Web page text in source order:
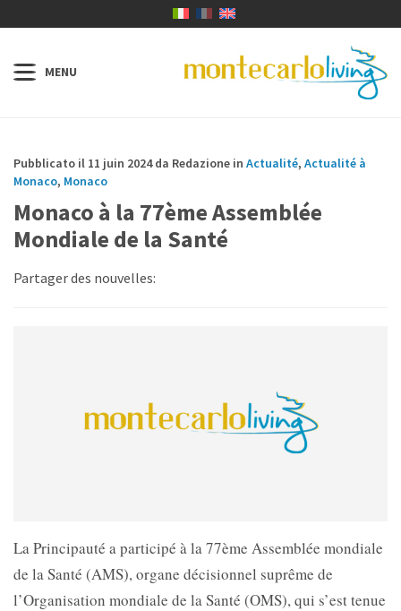
Pubblicato il 11 juin 2024 da Redazione in Actualité, Actualité à
Monaco, Monaco
Monaco à la 77ème Assemblée
Mondiale de la Santé
Partager des nouvelles:
La Principauté a participé à la 77ème Assemblée mondiale
de la Santé (AMS), organe décisionnel suprême de
l’Organisation mondiale de la Santé (OMS), qui s’est tenue